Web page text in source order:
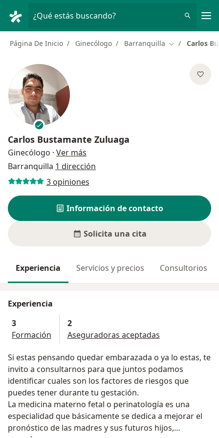
¿Qué estás buscando?
Página De Inicio Ginecólogo Barranquilla Cambiar de
Carlos
Carlos Bustamante Zuluaga
Ginecólogo · Ver más
Barranquilla 1 dirección
3 opiniones
Información de contacto
Solicita una cita
Experiencia Servicios y precios Consultorios
Experiencia
3
Formación
2
Aseguradoras aceptadas
Si estas pensando quedar embarazada o ya lo estas, te
invito a consultarnos para que juntos podamos
identificar cuales son los factores de riesgos que
puedes tener durante tu gestación.
La medicina materno fetal o perinatología es una
especialidad que básicamente se dedica a mejorar el
pronóstico de las madres y sus futuros hijos,